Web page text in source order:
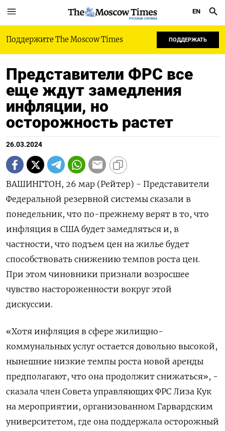
РУССКАЯ СЛУЖБА
EN
Поддержите The Moscow Times ПОДДЕРЖАТЬ
Представители ФРС все
еще ждут замедления
инфляции, но
осторожность растет
26.03.2024
ВАШИНГТОН, 26 мар (Рейтер) - Представители
Федеральной резервной системы сказали в
понедельник, что по-прежнему верят в то, что
инфляция в США будет замедляться и, в
частности, что подъем цен на жилье будет
способствовать снижению темпов роста цен.
При этом чиновники признали возросшее
чувство настороженности вокруг этой
дискуссии.
«Хотя инфляция в сфере жилищно-
коммунальных услуг остается довольно высокой,
нынешние низкие темпы роста новой аренды
предполагают, что она продолжит снижаться», -
сказала член Совета управляющих ФРС Лиза Кук
на мероприятии, организованном Гарвардским
университетом, где она поддержала осторожный